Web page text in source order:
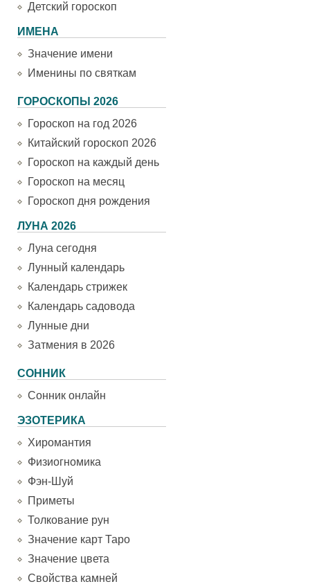
Детский гороскоп
ИМЕНА
Значение имени
Именины по святкам
ГОРОСКОПЫ 2026
Гороскоп на год 2026
Китайский гороскоп 2026
Гороскоп на каждый день
Гороскоп на месяц
Гороскоп дня рождения
ЛУНА 2026
Луна сегодня
Лунный календарь
Календарь стрижек
Календарь садовода
Лунные дни
Затмения в 2026
СОННИК
Сонник онлайн
ЭЗОТЕРИКА
Хиромантия
Физиогномика
Фэн-Шуй
Приметы
Толкование рун
Значение карт Таро
Значение цвета
Свойства камней